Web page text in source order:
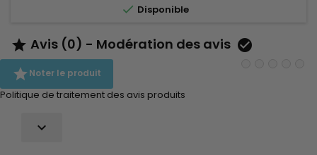
cheveux...
 Disponible
 Avis (0) - Modération des avis 
Noter le produit
Politique de traitement des avis produits
